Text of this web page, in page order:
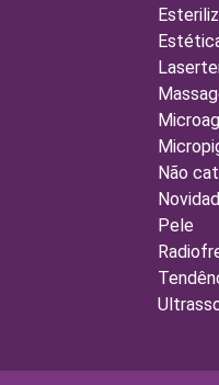
Não
Pele